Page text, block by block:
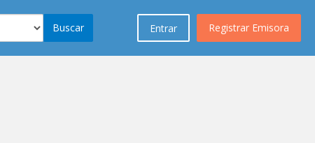
Registrar Emisora
Entrar
Buscar